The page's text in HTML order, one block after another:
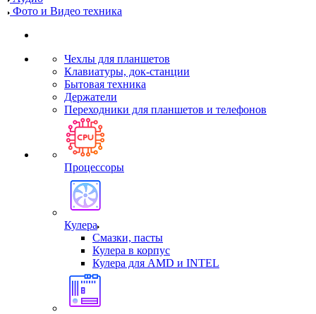
Фото и Видео техника
Чехлы для планшетов
Клавиатуры, док-станции
Бытовая техника
Держатели
Переходники для планшетов и телефонов
Процессоры
Кулера
Смазки, пасты
Кулера в корпус
Кулера для AMD и INTEL